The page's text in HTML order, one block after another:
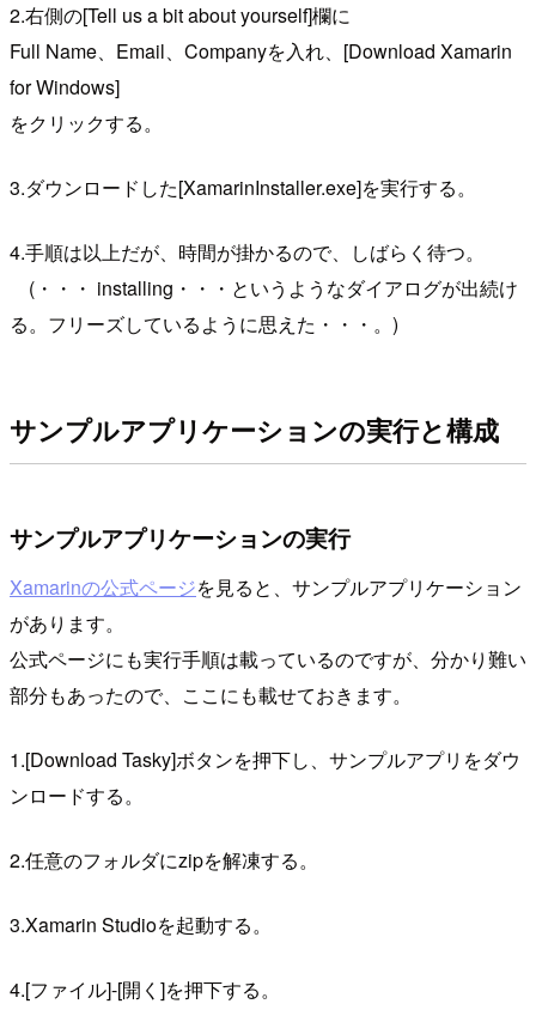
2.右側の[Tell us a bit about yourself]欄に
Full Name、Email、Companyを入れ、[Download Xamarin
for Windows]
をクリックする。
3.ダウンロードした[XamarinInstaller.exe]を実行する。
4.手順は以上だが、時間が掛かるので、しばらく待つ。
(・・・ installing・・・というようなダイアログが出続け
る。フリーズしているように思えた・・・。)
サンプルアプリケーションの実行と構成
サンプルアプリケーションの実行
Xamarinの公式ページを見ると、サンプルアプリケーション
があります。
公式ページにも実行手順は載っているのですが、分かり難い
部分もあったので、ここにも載せておきます。
1.[Download Tasky]ボタンを押下し、サンプルアプリをダウ
ンロードする。
2.任意のフォルダにzipを解凍する。
3.Xamarin Studioを起動する。
4.[ファイル]-[開く]を押下する。